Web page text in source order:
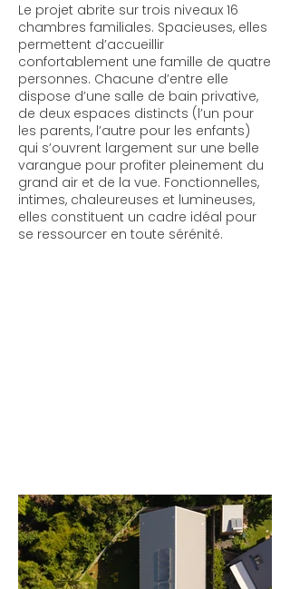
Le projet abrite sur trois niveaux 16
chambres familiales. Spacieuses, elles
permettent d’accueillir
confortablement une famille de quatre
personnes. Chacune d’entre elle
dispose d’une salle de bain privative,
de deux espaces distincts (l’un pour
les parents, l’autre pour les enfants)
qui s’ouvrent largement sur une belle
varangue pour profiter pleinement du
grand air et de la vue. Fonctionnelles,
intimes, chaleureuses et lumineuses,
elles constituent un cadre idéal pour
se ressourcer en toute sérénité.